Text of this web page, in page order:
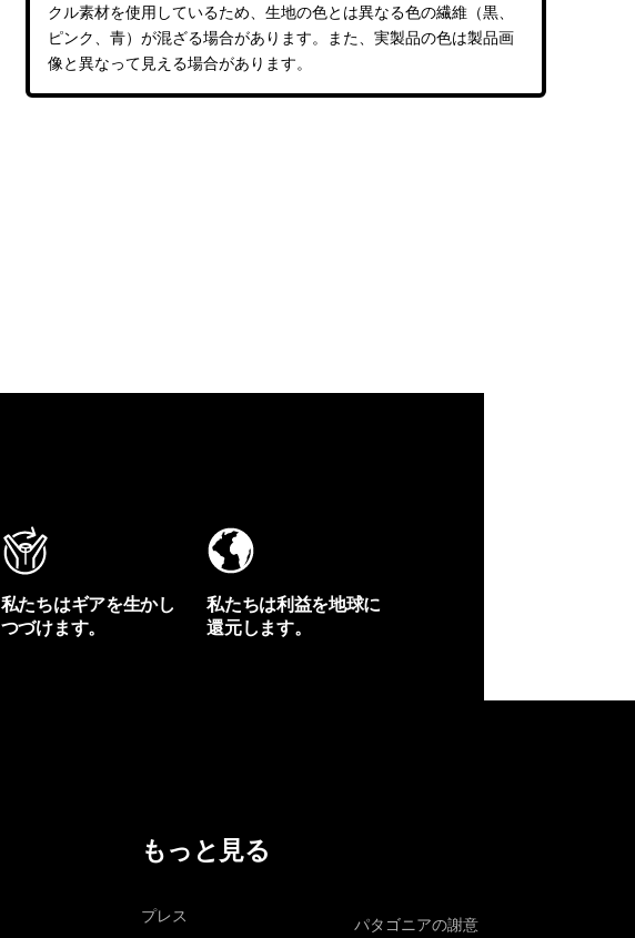
クル素材を使用しているため、生地の色とは異なる色の繊維（黒、
ピンク、青）が混ざる場合があります。また、実製品の色は製品画
像と異なって見える場合があります。
私たちはギアを生かし
つづけます。
私たちは利益を地球に
還元します。
もっと見る
プレス パタゴニアの謝意